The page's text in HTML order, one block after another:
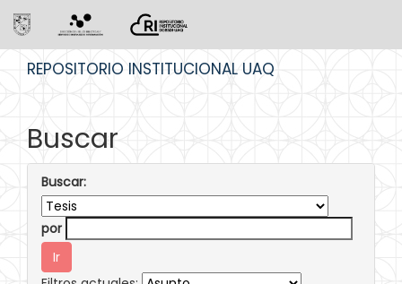
REPOSITORIO INSTITUCIONAL UAQ
Buscar
Buscar:
por